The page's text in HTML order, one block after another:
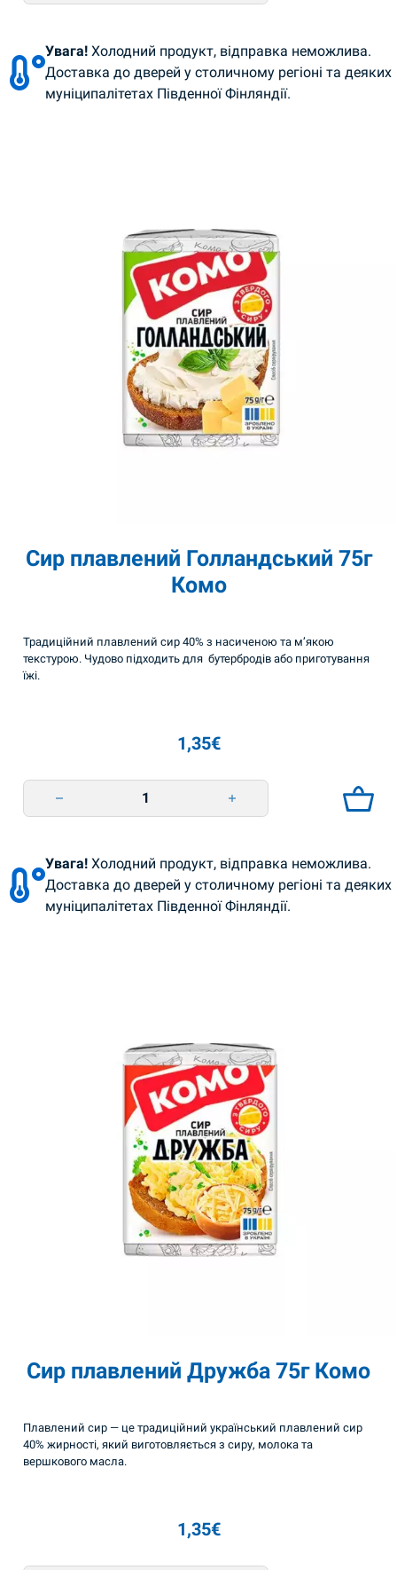
Увага! Холодний продукт, відправка неможлива.
Доставка до дверей у столичному регіоні та деяких
муніципалітетах Південної Фінляндії.
Сир плавлений Голландський 75г
Комо
Традиційний плавлений сир 40% з насиченою та м’якою
текстурою. Чудово підходить для бутербродів або приготування
їжі.
1,35€
Увага! Холодний продукт, відправка неможлива.
Доставка до дверей у столичному регіоні та деяких
муніципалітетах Південної Фінляндії.
Сир плавлений Дружба 75г Комо
Плавлений сир — це традиційний український плавлений сир
40% жирності, який виготовляється з сиру, молока та
вершкового масла.
1,35€